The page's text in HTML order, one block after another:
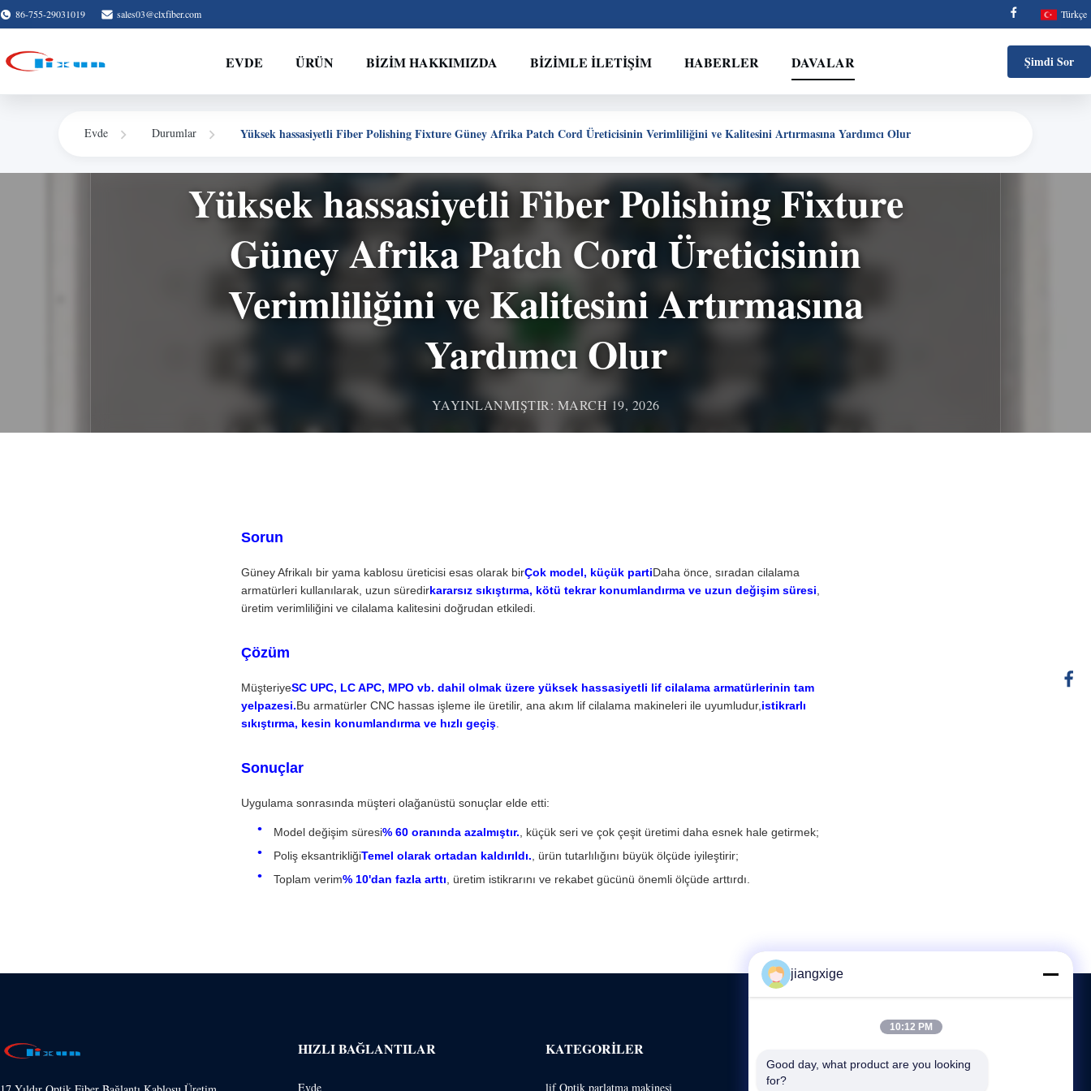
86-755-29031019 sales03@clxfiber.com Türkçe
EVDE ÜRÜN BIZIM HAKKIMIZDA BIZIMLE İLETIŞIM HABERLER DAVALAR Şimdi Sor
Evde Durumlar Yüksek hassasiyetli Fiber Polishing Fixture Güney Afrika Patch Cord Üreticisinin Verimliliğini ve Kalitesini Artırmasına Yardımcı Olur
Yüksek hassasiyetli Fiber Polishing Fixture
Güney Afrika Patch Cord Üreticisinin
Verimliliğini ve Kalitesini Artırmasına
Yardımcı Olur
YAYINLANMIŞTIR: MARCH 19, 2026
Sorun
Güney Afrikalı bir yama kablosu üreticisi esas olarak birÇok model, küçük partiDaha önce, sıradan cilalama
armatürleri kullanılarak, uzun süredirkararsız sıkıştırma, kötü tekrar konumlandırma ve uzun değişim süresi
üretim verimliliğini ve cilalama kalitesini doğrudan etkiledi.
Çözüm
MüşteriyeSC UPC, LC APC, MPO vb. dahil olmak üzere yüksek hassasiyetli lif cilalama armatürlerinin tam
yelpazesi.Bu armatürler CNC hassas işleme ile üretilir, ana akım lif cilalama makineleri ile uyumludur, istikrarlı
sıkıştırma, kesin konumlandırma ve hızlı geçiş
Sonuçlar
Uygulama sonrasında müşteri olağanüstü sonuçlar elde etti:
Model değişim süresi% 60 oranında azalmıştır. , küçük seri ve çok çeşit üretimi daha esnek hale getirmek;
Poliş eksantrikliğiTemel olarak ortadan kaldırıldı. , ürün tutarlılığını büyük ölçüde iyileştirir;
Toplam verim% 10'dan fazla arttı , üretim istikrarını ve rekabet gücünü önemli ölçüde arttırdı.
HIZLI BAĞLANTILAR
Evde
KATEGORILER
lif Optik parlatma makinesi
jiangxige
10:12 PM
Good day, what product are you looking
for?